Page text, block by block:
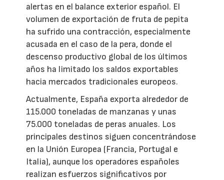
alertas en el balance exterior español. El
volumen de exportación de fruta de pepita
ha sufrido una contracción, especialmente
acusada en el caso de la pera, donde el
descenso productivo global de los últimos
años ha limitado los saldos exportables
hacia mercados tradicionales europeos.
Actualmente, España exporta alrededor de
115.000 toneladas de manzanas y unas
75.000 toneladas de peras anuales. Los
principales destinos siguen concentrándose
en la Unión Europea (Francia, Portugal e
Italia), aunque los operadores españoles
realizan esfuerzos significativos por